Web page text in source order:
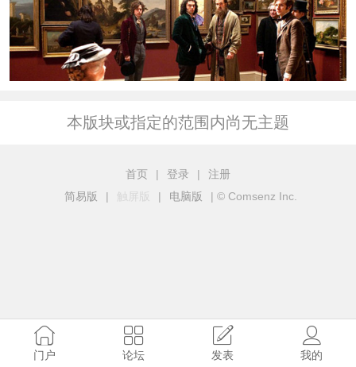
本版块或指定的范围内尚无主题
首页 | 登录 |
注册
简易版
| 触屏版 | 电脑版 | © Comsenz Inc.
门户 论坛 发表 我的